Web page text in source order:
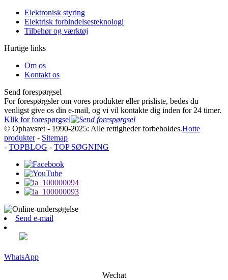
Elektronisk styring
Elektrisk forbindelsesteknologi
Tilbehør og værktøj
Hurtige links
Om os
Kontakt os
Send forespørgsel
For forespørgsler om vores produkter eller prisliste, bedes du
venligst give os din e-mail, og vi vil kontakte dig inden for 24 timer.
Klik for forespørgsel
© Ophavsret - 1990-2025: Alle rettigheder forbeholdes.Hotte
produkter- Sitemap
- TOPBLOG - TOP SØGNING
Send e-mail
WhatsApp
Wechat